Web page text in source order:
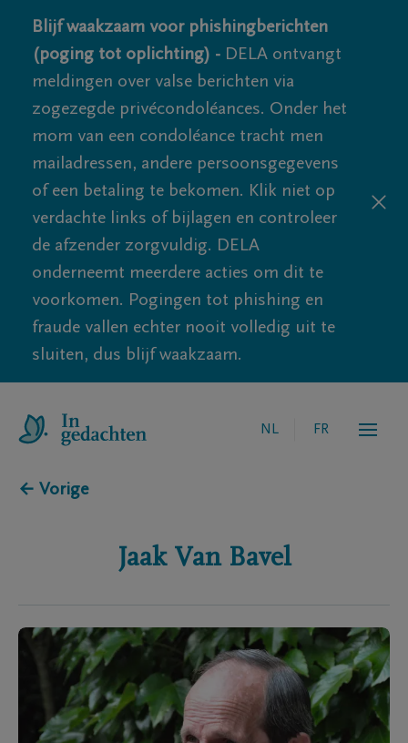
Blijf waakzaam voor phishingberichten
(poging tot oplichting) - DELA ontvangt
meldingen over valse berichten via
zogezegde privécondoléances. Onder het
mom van een condoléance tracht men
mailadressen, andere persoonsgegevens
of een betaling te bekomen. Klik niet op
verdachte links of bijlagen en controleer
de afzender zorgvuldig. DELA
onderneemt meerdere acties om dit te
voorkomen. Pogingen tot phishing en
fraude vallen echter nooit volledig uit te
sluiten, dus blijf waakzaam.
NL FR
← Vorige
Jaak Van Bavel